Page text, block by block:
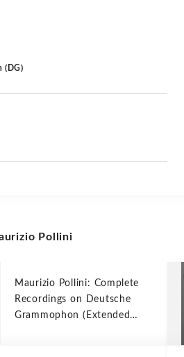
(DG)
Pollini
Maurizio Pollini: Complete
Recordings on Deutsche
Grammophon (Extended